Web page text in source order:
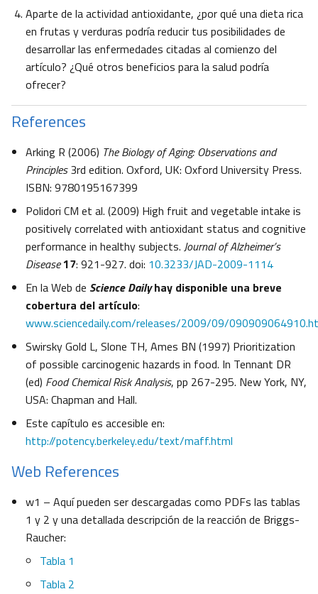
Aparte de la actividad antioxidante, ¿por qué una dieta rica
en frutas y verduras podría reducir tus posibilidades de
desarrollar las enfermedades citadas al comienzo del
artículo? ¿Qué otros beneficios para la salud podría
ofrecer?
References
Arking R (2006) The Biology of Aging: Observations and
Principles3rd edition. Oxford, UK: Oxford University Press.
ISBN: 9780195167399
Polidori CM et al. (2009) High fruit and vegetable intake is
positively correlated with antioxidant status and cognitive
performance in healthy subjects. Journal of Alzheimer’s
Disease17: 921-927. doi: 10.3233/JAD-2009-1114
En la Web de Science Dailyhay disponible una breve
cobertura del artículo:
www.sciencedaily.com/releases/2009/09/
Swirsky Gold L, Slone TH, Ames BN (1997) Prioritization
of possible carcinogenic hazards in food. In Tennant DR
(ed) Food Chemical Risk Analysis, pp 267-295. New York, NY,
USA: Chapman and Hall.
Este capítulo es accesible en:
http://potency.berkeley.edu/text/maff.html
Web References
w1 – Aquí pueden ser descargadas como PDFs las tablas
1 y 2 y una detallada descripción de la reacción de Briggs-
Raucher:
Tabla 1
Tabla 2